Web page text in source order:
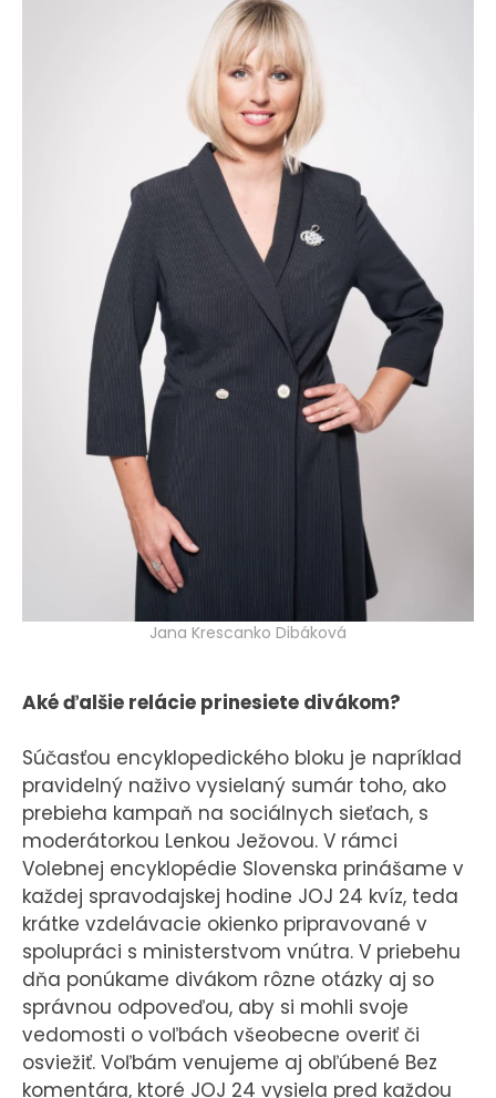
Jana Krescanko Dibáková
Aké ďalšie relácie prinesiete divákom?
Súčasťou encyklopedického bloku je napríklad
pravidelný naživo vysielaný sumár toho, ako
prebieha kampaň na sociálnych sieťach, s
moderátorkou Lenkou Ježovou. V rámci
Volebnej encyklopédie Slovenska prinášame v
každej spravodajskej hodine JOJ 24 kvíz, teda
krátke vzdelávacie okienko pripravované v
spolupráci s ministerstvom vnútra. V priebehu
dňa ponúkame divákom rôzne otázky aj so
správnou odpoveďou, aby si mohli svoje
vedomosti o voľbách všeobecne overiť či
osviežiť. Voľbám venujeme aj obľúbené Bez
komentára, ktoré JOJ 24 vysiela pred každou